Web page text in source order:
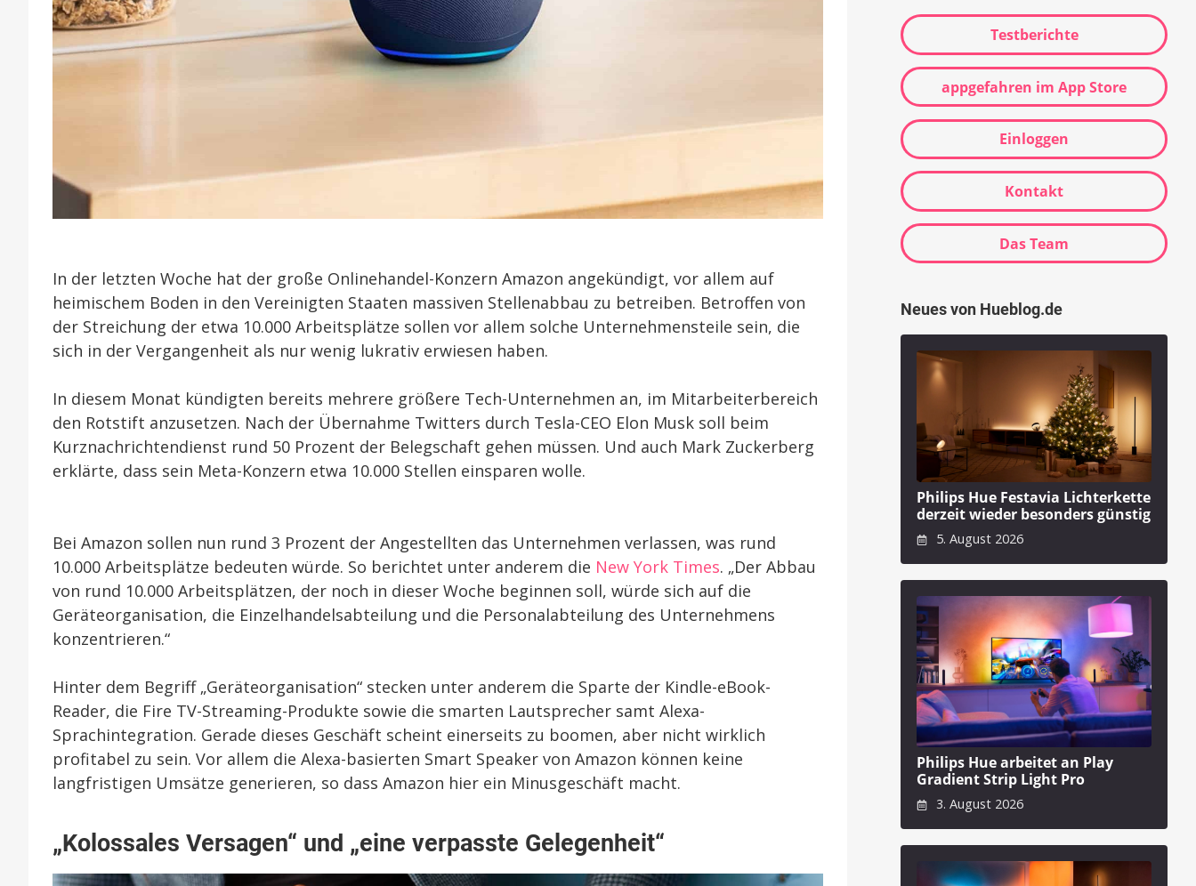
In der letzten Woche hat der große Onlinehandel-Konzern Amazon angekündigt, vor allem auf
heimischem Boden in den Vereinigten Staaten massiven Stellenabbau zu betreiben. Betroffen von
der Streichung der etwa 10.000 Arbeitsplätze sollen vor allem solche Unternehmensteile sein, die
sich in der Vergangenheit als nur wenig lukrativ erwiesen haben.
In diesem Monat kündigten bereits mehrere größere Tech-Unternehmen an, im Mitarbeiterbereich
den Rotstift anzusetzen. Nach der Übernahme Twitters durch Tesla-CEO Elon Musk soll beim
Kurznachrichtendienst rund 50 Prozent der Belegschaft gehen müssen. Und auch Mark Zuckerberg
erklärte, dass sein Meta-Konzern etwa 10.000 Stellen einsparen wolle.
Bei Amazon sollen nun rund 3 Prozent der Angestellten das Unternehmen verlassen, was rund
10.000 Arbeitsplätze bedeuten würde. So berichtet unter anderem die New York Times. „Der Abbau
von rund 10.000 Arbeitsplätzen, der noch in dieser Woche beginnen soll, würde sich auf die
Geräteorganisation, die Einzelhandelsabteilung und die Personalabteilung des Unternehmens
konzentrieren.“
Hinter dem Begriff „Geräteorganisation“ stecken unter anderem die Sparte der Kindle-eBook-
Reader, die Fire TV-Streaming-Produkte sowie die smarten Lautsprecher samt Alexa-
Sprachintegration. Gerade dieses Geschäft scheint einerseits zu boomen, aber nicht wirklich
profitabel zu sein. Vor allem die Alexa-basierten Smart Speaker von Amazon können keine
langfristigen Umsätze generieren, so dass Amazon hier ein Minusgeschäft macht.
„Kolossales Versagen“ und „eine verpasste Gelegenheit“
Testberichte
appgefahren im App Store
Einloggen
Kontakt
Das Team
Neues von Hueblog.de
Philips Hue Festavia Lichterkette
derzeit wieder besonders günstig
5. August 2026
Philips Hue arbeitet an Play
Gradient Strip Light Pro
3. August 2026